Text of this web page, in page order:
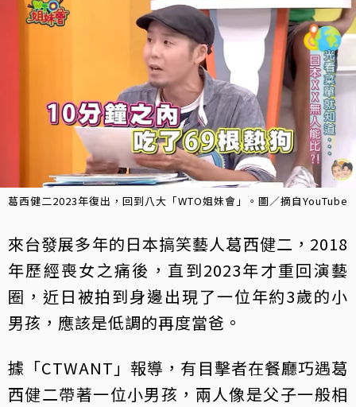
葛西健二2023年復出，回到八大「WTO姐妹會」。圖／摘自YouTube
來台發展多年的日本搞笑藝人葛西健二，2018
年歷經喪女之痛後，直到2023年才重回演藝
圈，近日被拍到身邊出現了一位年約3歲的小
男孩，應該是低調的再度當爸。
據「CTWANT」報導，有目擊者在餐廳巧遇葛
西健二帶著一位小男孩，兩人像是父子一般相